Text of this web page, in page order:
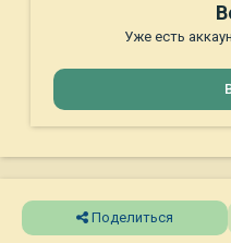
Уже есть
Поделиться